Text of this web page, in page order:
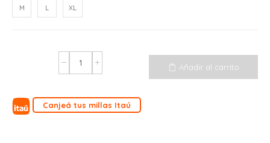
M L XL
Añadir al carrito
Canjeá tus millas Itaú